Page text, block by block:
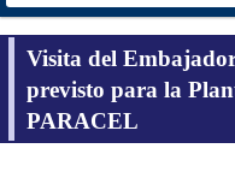
Visita del
previsto para la
PARACEL